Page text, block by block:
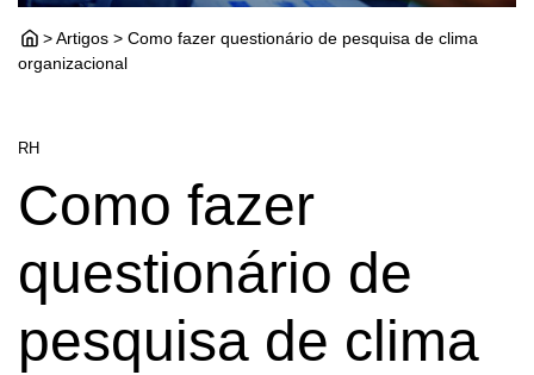
> Artigos > Como fazer questionário de pesquisa de clima
organizacional
RH
Como fazer
questionário de
pesquisa de clima